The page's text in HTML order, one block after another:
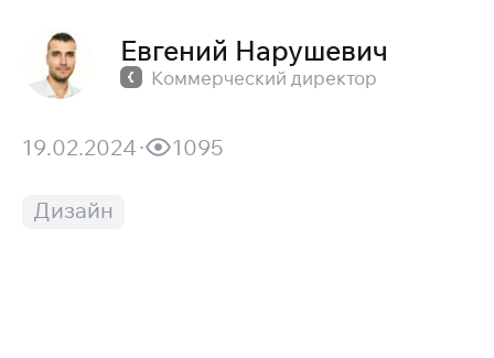
Евгений Нарушевич
Коммерческий директор
Дизайн
19.02.2024 1095